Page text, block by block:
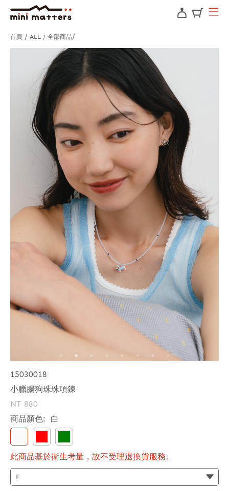
首頁 ALL / 全部商品
15030018
小臘腸狗珠珠項鍊
NT 880
商品顏色:
白
此商品基於衛生考量，故不受理退換貨服務。